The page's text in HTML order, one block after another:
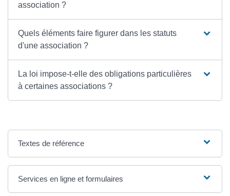
association ?
Quels éléments faire figurer dans les statuts
d'une association ?
La loi impose-t-elle des obligations particulières
à certaines associations ?
Textes de référence
Services en ligne et formulaires